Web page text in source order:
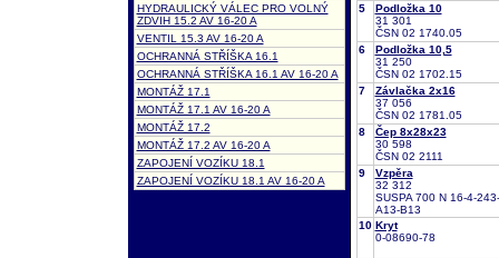
HYDRAULICKÝ VÁLEC PRO VOLNÝ
ZDVIH 15.2 AV 16-20 A
VENTIL 15.3 AV 16-20 A
OCHRANNÁ STŘÍŠKA 16.1
OCHRANNÁ STŘÍŠKA 16.1 AV 16-20 A
MONTÁŽ 17.1
MONTÁŽ 17.1 AV 16-20 A
MONTÁŽ 17.2
MONTÁŽ 17.2 AV 16-20 A
ZAPOJENÍ VOZÍKU 18.1
ZAPOJENÍ VOZÍKU 18.1 AV 16-20 A
5
Podložka 10
31 301
ČSN 02 1740.05
6
Podložka 10,5
31 250
ČSN 02 1702.15
7
Závlačka 2x16
37 056
ČSN 02 1781.05
8
Čep 8x28x23
30 598
ČSN 02 2111
9
Vzpěra
32 312
SUSPA 700 N 16-4-
A13-B13
10 Kryt
0-08690-78